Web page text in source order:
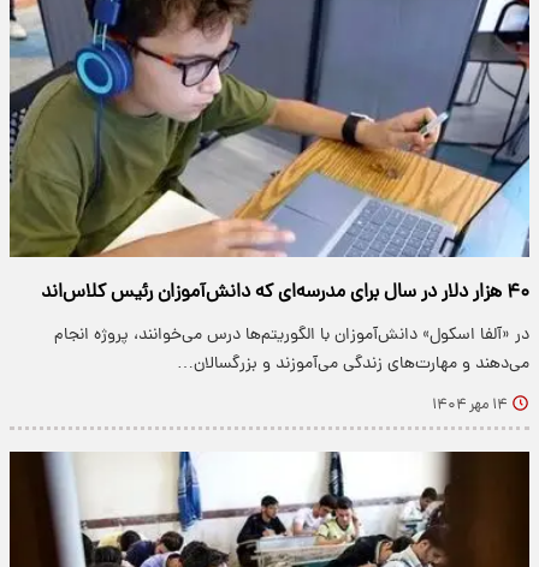
۴۰ هزار دلار در سال برای مدرسه‌ای که دانش‌آموزان رئیس کلاس‌اند
در «آلفا اسکول» دانش‌آموزان با الگوریتم‌ها درس می‌خوانند، پروژه انجام
می‌دهند و مهارت‌های زندگی می‌آموزند و بزرگسالان…
۱۴ مهر ۱۴۰۴